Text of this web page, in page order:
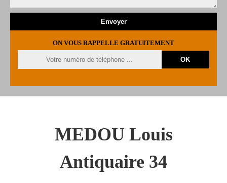
ON VOUS RAPPELLE GRATUITEMENT
MEDOU Louis
Antiquaire 34